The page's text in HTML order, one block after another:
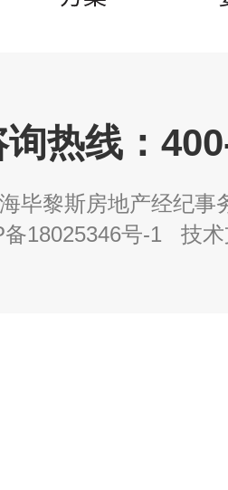
热线：
毕黎斯房地产经纪事
18025346号-1 技术